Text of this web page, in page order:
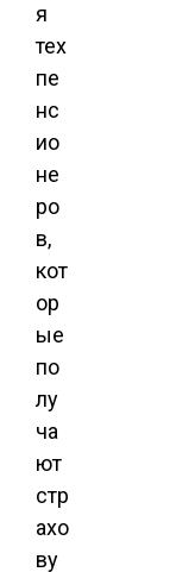
я
тех
пе
нс
ио
не
ро
в,
кот
ор
ые
по
лу
ча
ют
стр
ахо
ву